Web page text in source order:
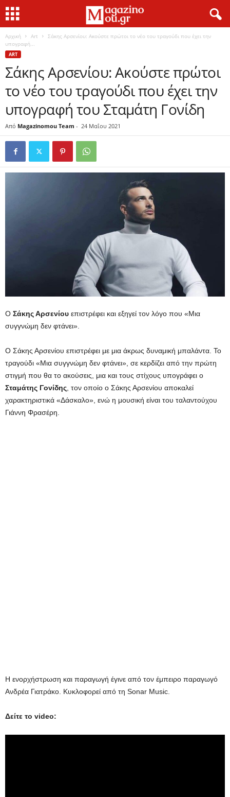
Αρχική Art
Σάκης Αρσενίου: Ακούστε πρώτοι το νέο του τραγούδι που έχει την
υπογραφή...
ART
Σάκης Αρσενίου: Ακούστε πρώτοι
το νέο του τραγούδι που έχει την
υπογραφή του Σταμάτη Γονίδη
Από Magazinomou Team - 24 Μαΐου 2021
Ο Σάκης Αρσενίου επιστρέφει και εξηγεί τον λόγο που «Μια
συγγνώμη δεν φτάνει».
Ο Σάκης Αρσενίου επιστρέφει με μια άκρως δυναμική μπαλάντα. Το
τραγούδι «Μια συγγνώμη δεν φτάνει», σε κερδίζει από την πρώτη
στιγμή που θα το ακούσεις, μια και τους στίχους υπογράφει ο
Σταμάτης Γονίδης , τον οποίο ο Σάκης Αρσενίου αποκαλεί
χαρακτηριστικά «Δάσκαλο», ενώ η μουσική είναι του ταλαντούχου
Γιάννη Φρασέρη.
Η ενορχήστρωση και παραγωγή έγινε από τον έμπειρο παραγωγό
Ανδρέα Γιατράκο. Κυκλοφορεί από τη Sonar Music.
Δείτε το video: